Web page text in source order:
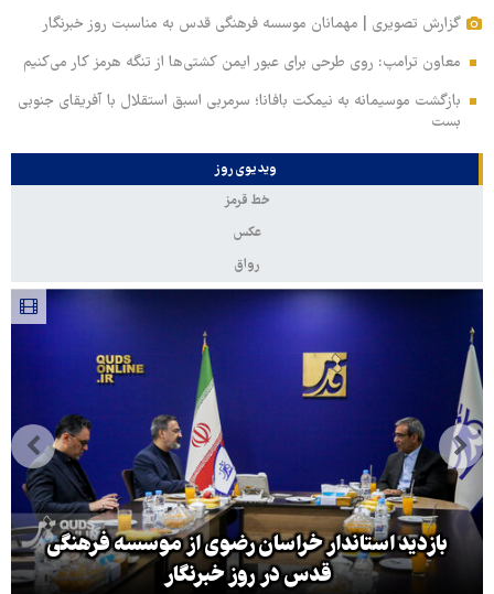
گزارش تصویری | مهمانان موسسه فرهنگی قدس به مناسبت روز خبرنگار
معاون ترامپ: روی طرحی برای عبور ایمن کشتی‌ها از تنگه هرمز کار می‌کنیم
بازگشت موسیمانه به نیمکت بافانا؛ سرمربی اسبق استقلال با آفریقای جنوبی
بست
ویدیوی روز
خط قرمز
عکس
رواق
بازدید استاندار خراسان رضوی از موسسه فرهنگی
قدس در روز خبرنگار